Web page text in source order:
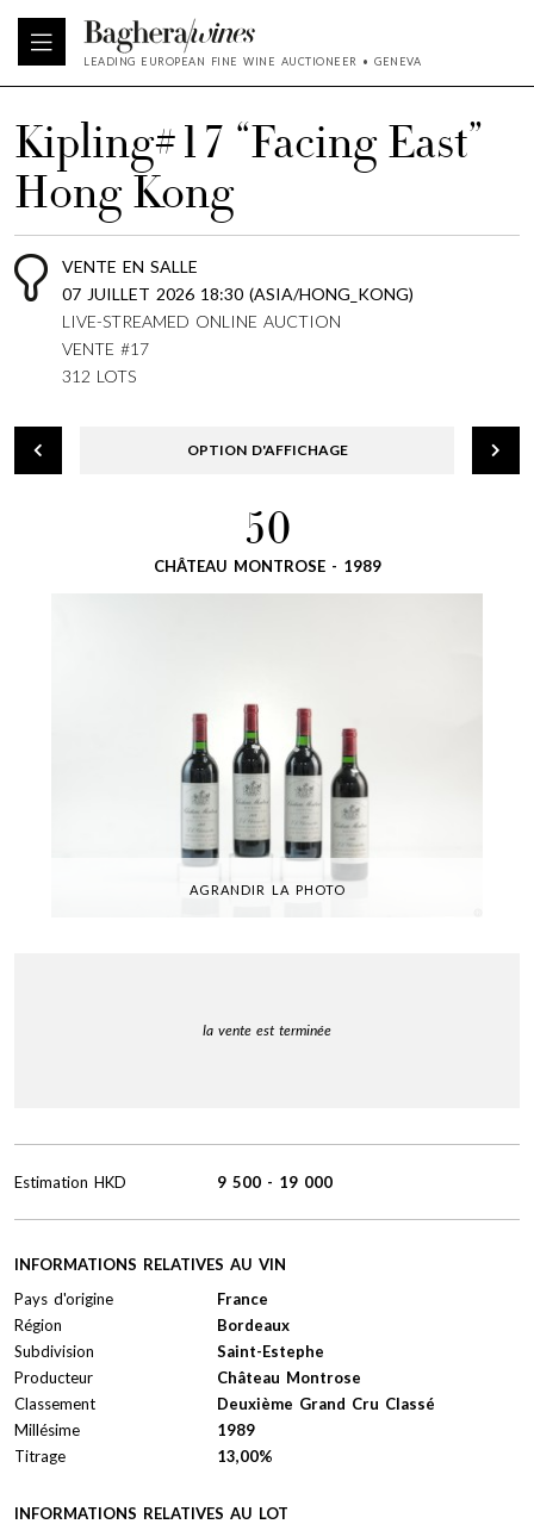
LEADING EUROPEAN FINE WINE AUCTIONEER • GENEVA
Kipling#17 “Facing East”
Hong Kong
VENTE EN SALLE
07 JUILLET 2026 18:30 (ASIA/HONG_KONG)
LIVE-STREAMED ONLINE AUCTION
VENTE #17
312 LOTS
OPTION D'AFFICHAGE
50
CHÂTEAU MONTROSE - 1989
AGRANDIR LA PHOTO
la vente est terminée
INFORMATIONS RELATIVES AU VIN
Pays d'origine
France
Région
Bordeaux
Subdivision
Saint-Estephe
Producteur
Château Montrose
Classement
Deuxième Grand Cru Classé
Millésime
1989
Titrage
13,00%
INFORMATIONS RELATIVES AU LOT
Estimation HKD 9 500 - 19 000